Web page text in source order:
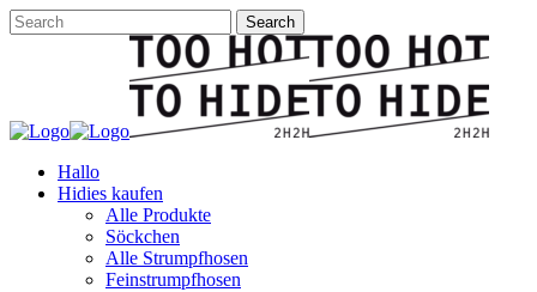
Hallo
Hidies kaufen
Alle Produkte
Söckchen
Alle Strumpfhosen
Feinstrumpfhosen